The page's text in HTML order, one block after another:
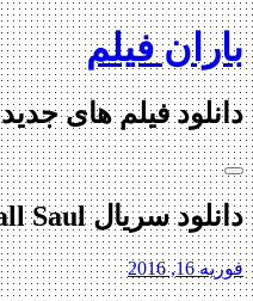
Skip
to
content
باران فیلم
دانلود فیلم های جدید
دانلود سریال Better Call Saul
فوریه 16, 2016